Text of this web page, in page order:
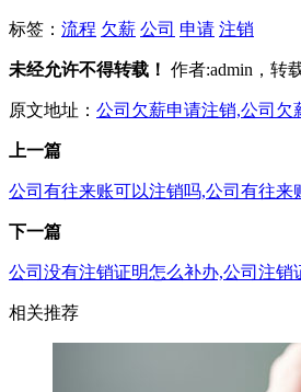
标签： 流程 欠薪 公司 申请 注销
未经允许不得转载！ 作者:admin，转
原文地址： 公司欠薪申请注销,公司欠
上一篇
公司有往来账可以注销吗,公司有往来
下一篇
公司没有注销证明怎么补办,公司注销
相关推荐